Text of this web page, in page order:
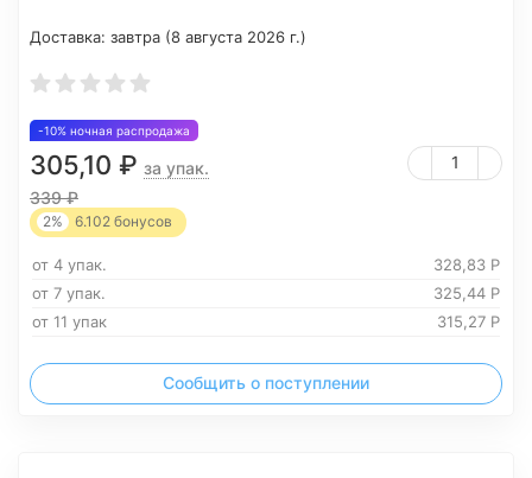
Доставка: завтра (8 августа 2026 г.)
-10% ночная распродажа
305,10 ₽ за упак.
339₽
2% 6.102 бонусов
от 4 упак. 328,83 Р
от 7 упак.
325,44 Р
от 11 упак
315,27 Р
Сообщить о поступлении